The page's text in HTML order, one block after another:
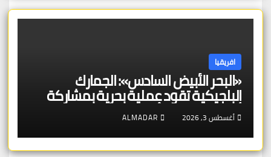
افريقيا
«البحر الأبيض السادس»: الجمارك
البلجيكية تقود عملية بحرية بمشاركة
أربع عشرة دولة أوروبية
أغسطس 3, 2026 ALMADAR